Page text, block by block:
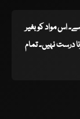
اس مواد کو بغیر
درست نہیں۔ تمام